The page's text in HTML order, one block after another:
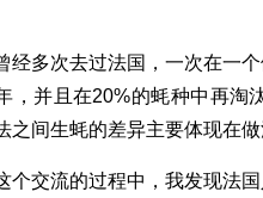
多次去过法国，一次在一个
，并且在20%的蚝种中再淘
之间生蚝的差异主要体现在做
交流的过程中，我发现法国